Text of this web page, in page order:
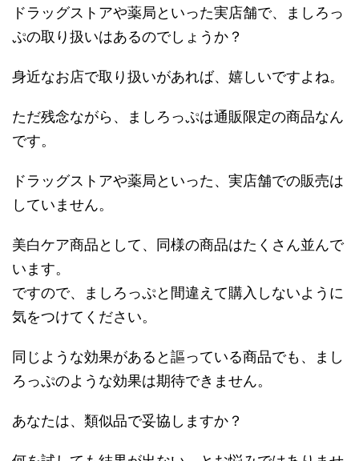
ドラッグストアや薬局といった実店舗で、ましろっ
ぷの取り扱いはあるのでしょうか？
身近なお店で取り扱いがあれば、嬉しいですよね。
ただ残念ながら、ましろっぷは通販限定の商品なん
です。
ドラッグストアや薬局といった、実店舗での販売は
していません。
美白ケア商品として、同様の商品はたくさん並んで
います。
ですので、ましろっぷと間違えて購入しないように
気をつけてください。
同じような効果があると謳っている商品でも、まし
ろっぷのような効果は期待できません。
あなたは、類似品で妥協しますか？